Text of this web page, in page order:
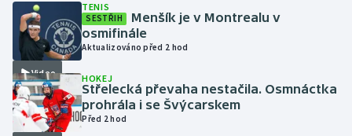
Judo
Krasobruslení
Lezení
Lyže a snowboard
Video
TENIS
SESTŘIH
Menšík je v Montrealu v
osmifinále
Aktualizováno před 2 hod
HOKEJ
Střelecká převaha nestačila. Osmnáctka
prohrála i se Švýcarskem
Před 2 hod